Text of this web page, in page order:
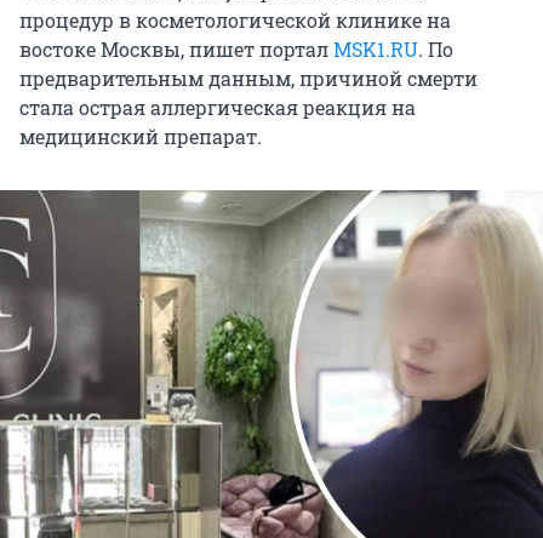
процедур в косметологической клинике на
востоке Москвы, пишет порталMSK1.RU. По
предварительным данным, причиной смерти
стала острая аллергическая реакция на
медицинский препарат.